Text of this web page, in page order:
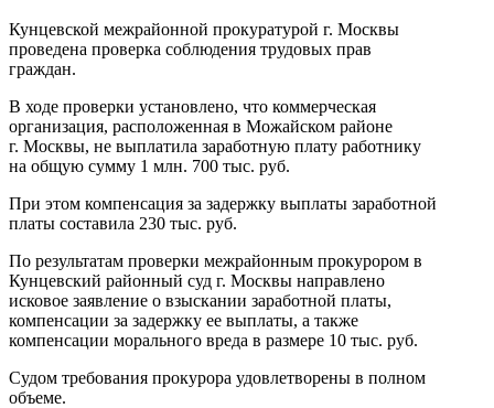
Кунцевской межрайонной прокуратурой г. Москвы
проведена проверка соблюдения трудовых прав
граждан.
В ходе проверки установлено, что коммерческая
организация, расположенная в Можайском районе
г. Москвы, не выплатила заработную плату работнику
на общую сумму 1 млн. 700 тыс. руб.
При этом компенсация за задержку выплаты заработной
платы составила 230 тыс. руб.
По результатам проверки межрайонным прокурором в
Кунцевский районный суд г. Москвы направлено
исковое заявление о взыскании заработной платы,
компенсации за задержку ее выплаты, а также
компенсации морального вреда в размере 10 тыс. руб.
Судом требования прокурора удовлетворены в полном
объеме.